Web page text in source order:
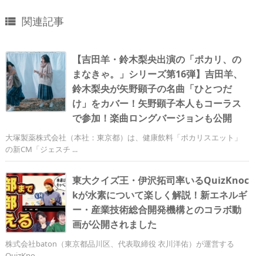
 関連記事
【吉田羊・鈴木梨央出演の「ポカリ、の
まなきゃ。」シリーズ第16弾】吉田羊、
鈴木梨央が矢野顕子の名曲「ひとつだ
け」をカバー！矢野顕子本人もコーラス
で参加！楽曲ロングバージョンも公開
大塚製薬株式会社（本社：東京都）は、健康飲料「ポカリスエット」
の新CM「ジェスチ ...
東大クイズ王・伊沢拓司率いるQuizKnoc
kが水素について楽しく解説！新エネルギ
ー・産業技術総合開発機構とのコラボ動
画が公開されました
株式会社baton（東京都品川区、代表取締役 衣川洋佑）が運営する